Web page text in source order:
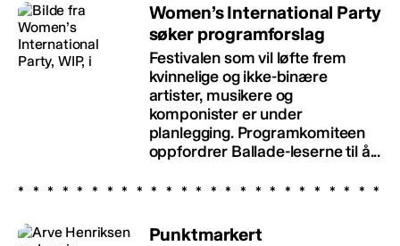
Women’s International Party
søker programforslag
Festivalen som vil løfte frem
kvinnelige og ikke-binære
artister, musikere og
komponister er under
planlegging. Programkomiteen
oppfordrer Ballade-leserne til å...
Punktmarkert